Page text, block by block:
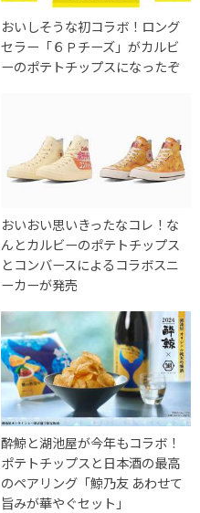
おいしそうな初コラボ！ロング
セラー「６Ｐチーズ」がカルビ
ーのポテトチップスになったぞ
おいおい思いきったなコレ！な
んとカルビーのポテトチップス
とコンバースによるコラボスニ
ーカーが発売
酔鯨と湖池屋が今年もコラボ！
ポテトチップスと日本酒の最高
のペアリング「鯨乃友 あわせて
旨みが華やぐセット」